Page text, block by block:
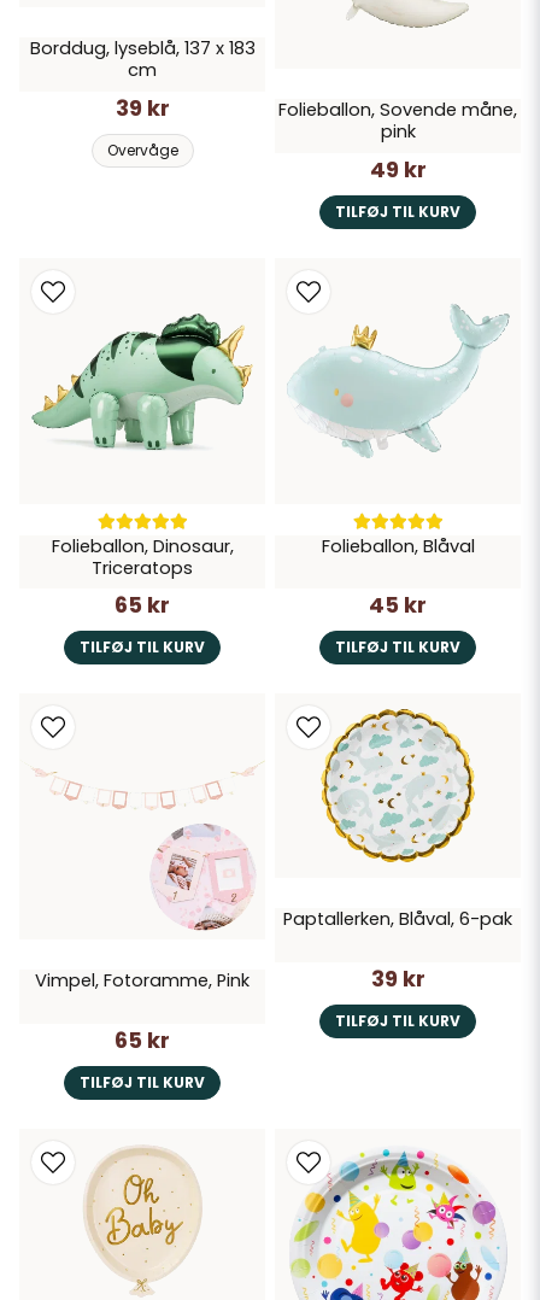
Borddug, lyseblå, 137 x 183
cm
39 kr
Overvåge
Folieballon, Sovende måne,
pink
49 kr
TILFØJ TIL KURV
Folieballon, Dinosaur,
Triceratops
65 kr
TILFØJ TIL KURV
Folieballon, Blåval
45 kr
TILFØJ TIL KURV
Vimpel, Fotoramme, Pink
65 kr
TILFØJ TIL KURV
Paptallerken, Blåval, 6-pak
39 kr
TILFØJ TIL KURV